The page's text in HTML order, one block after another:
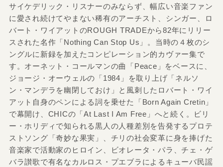
サイケデリック・リスナーのみならず、幅広い音楽ファン
に愛され続けてやまない稀有のアーチスト、シンガー、ロ
バート・ワイアットのROUGH TRADEから82年にリリー
スされた名作「Nothing Can Stop Us」。当時の４枚のシ
ングルに新録を加えたコンピレーション的カヴァー集で
す。オーネット・コールマンの曲「Peace」をベースに、
ジョージ・オーウェルの「1984」を取り上げ「ネルソ
ン・マンデラを幽閉しておけ」と風刺したロバート・ワイ
アット自身のペンによる詞を乗せた「Born Again Cretin」
で幕開け、CHICの「At Last I Am Free」へと続く。ビリ
ー・ホリディで知られる黒人の人種差別を告発するプロテ
ストソング「奇妙な果実」、チリの社会変革に身を捧げた
音楽家で活動家のヒロイン、ビオレータ・パラ、チェ・ゲ
バラ讃歌で有名なカルロス・プエブラによるキューバ民謡